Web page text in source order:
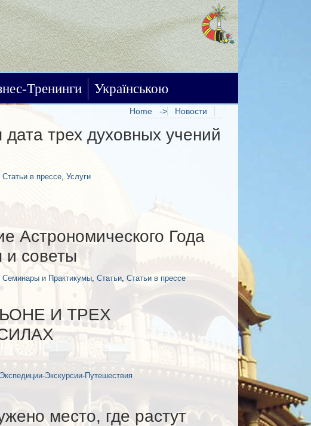
Тренинги Українською
Home Новости
трех духовных учений
Статьи в прессе,Услуги
Астрономического Года
советы
Семинары и Практикумы,Статьи,Статьи в прессе
И ТРЕХ
Экспедиции-Экскурсии-Путешествия
место, где растут